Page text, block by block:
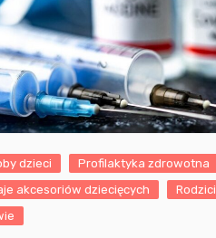
dzieci
Profilaktyka zdrowotna
akcesoriów dziecięcych